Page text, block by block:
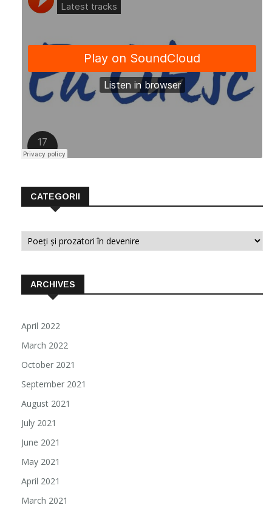
CATEGORII
Categorii
ARCHIVES
April 2022
March 2022
October 2021
September 2021
August 2021
July 2021
June 2021
May 2021
April 2021
March 2021